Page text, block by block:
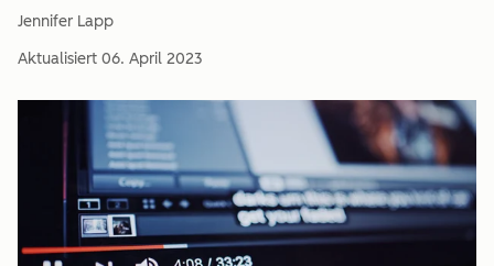
Jennifer Lapp
Aktualisiert 06. April 2023